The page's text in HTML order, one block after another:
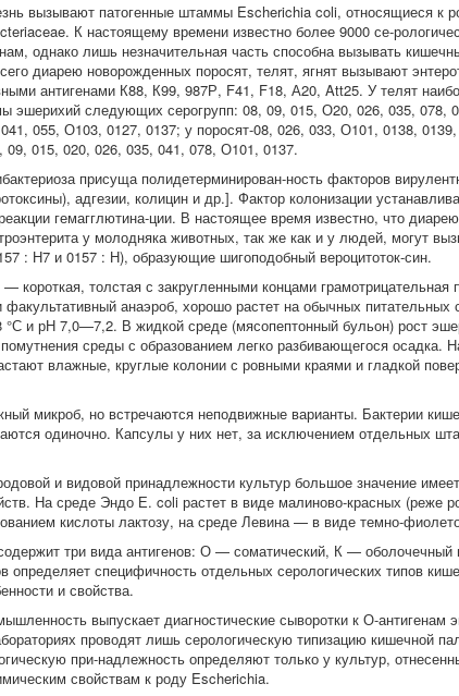
вызывают патогенные штаммы Escherichia coli, относящиеся к
К настоящему времени известно более 9000 се-
однако лишь незначительная часть способна вызывать
диарею новорожденных поросят, телят, ягнят вызывают
антигенами К88, К99, 987Р, F41, F18, А20, Att25. У телят
эшерихий следующих серогрупп: 08, 09, 015, О20, 026, 035, 078,
055, О103, 0127, 0137; у поросят-08, 026, 033, О101, 0138,
09, 015, 020, 026, 035, 041, 078, О101, 0137.
присуща полидетерминирован-ность факторов
адгезии, колицин и др.]. Фактор колонизации
гемагглютина-ции. В настоящее время известно, что
у молодняка животных, так же как и у людей, могут
: Н7 и 0157 : Н), образующие шигоподобный вероцитоток-син.
короткая, толстая с закругленными концами грамотрицательная
факультативный анаэроб, хорошо растет на обычных
и рН 7,0—7,2. В жидкой среде (мясопептонный бульон) рост
среды с образованием легко разбивающегося осадка.
влажные, круглые колонии с ровными краями и гладкой
микроб, но встречаются неподвижные варианты. Бактерии
одиночно. Капсулы у них нет, за исключением отдельных
и видовой принадлежности культур большое значение
На среде Эндо Е. coli растет в виде малиново-красных (реже
кислоты лактозу, на среде Левина — в виде темно-
три вида антигенов: О — соматический, К —
определяет специфичность отдельных серологических типов
и свойства.
выпускает диагностические сыворотки к О-антигенам
проводят лишь серологическую типизацию кишечной
при-надлежность определяют только у культур,
свойствам к роду Escherichia.